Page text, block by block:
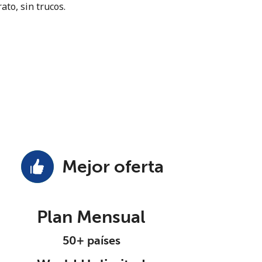
sin trucos.
Mejor oferta
Plan Mensual
50+ países